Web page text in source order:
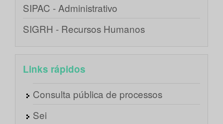
SIPAC - Administrativo
SIGRH - Recursos Humanos
Links rápidos
Consulta pública de processos
Sei